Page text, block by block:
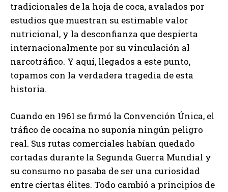
tradicionales de la hoja de coca, avalados por
estudios que muestran su estimable valor
nutricional, y la desconfianza que despierta
internacionalmente por su vinculación al
narcotráfico. Y aquí, llegados a este punto,
topamos con la verdadera tragedia de esta
historia.
Cuando en 1961 se firmó la Convención Única, el
tráfico de cocaína no suponía ningún peligro
real. Sus rutas comerciales habían quedado
cortadas durante la Segunda Guerra Mundial y
su consumo no pasaba de ser una curiosidad
entre ciertas élites. Todo cambió a principios de